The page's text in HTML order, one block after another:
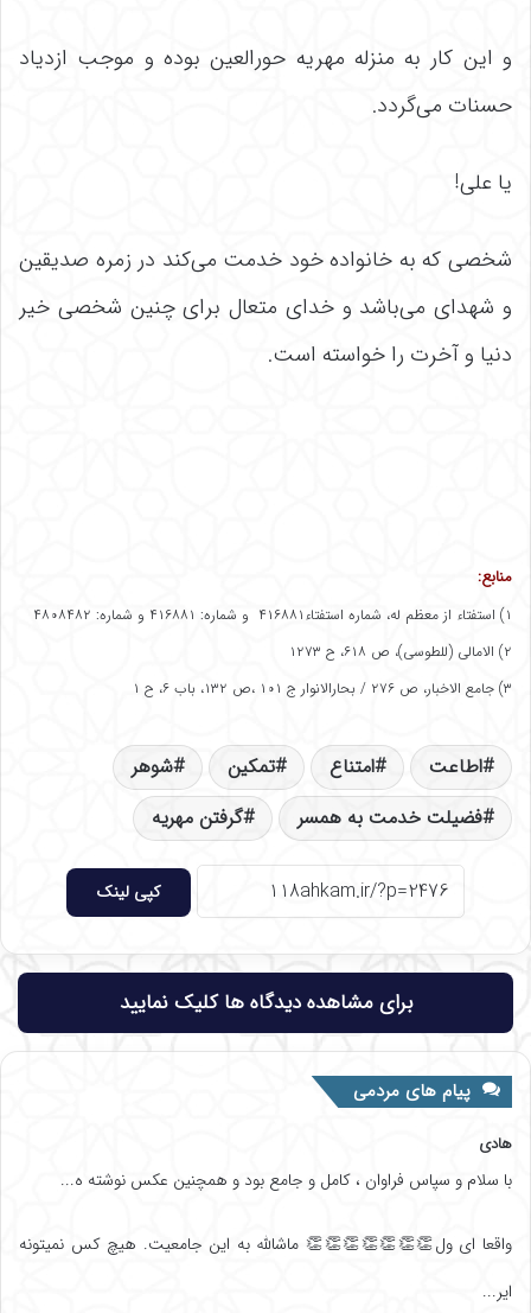
و این کار به منزله مهریه حورالعین بوده و موجب ازدیاد
حسنات می‌گردد.
یا علی!
شخصی که به خانواده خود خدمت می‌کند در زمره صدیقین
و شهدای می‌باشد و خدای متعال برای چنین شخصی خیر
دنیا و آخرت را خواسته است.
منابع:
۱) استفتاء از معظم له، شماره استفتاء۴۱۶۸۸۱ و شماره: ۴۱۶۸۸۱ و شماره: ۴۸۰۸۴۸۲
۲) الامالی (للطوسی)، ص ۶۱۸، ح ۱۲۷۳
۳) جامع الاخبار، ص ۲۷۶ / بحارالانوار ج ۱۰۱ ،ص ۱۳۲، باب ۶، ح ۱
اطاعت امتناع تمکین
شوهر
فضیلت خدمت به همسر
گرفتن مهریه
کپی لینک
برای مشاهده دیدگاه ها کلیک نمایید
پیام های مردمی
هادی
با سلام و سپاس فراوان ، کامل و جامع بود و همچنین عکس نوشته ه...
واقعا ای ول👏👏👏👏👏👏👏 ماشالله به این جامعیت. هیچ کس نمیتونه
ایر...